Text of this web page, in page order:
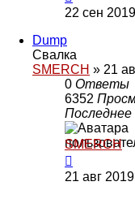
22 сен
Dump
Свалка
SMERCH » 21
0 Ответы
6352
SMERCH
21 авг